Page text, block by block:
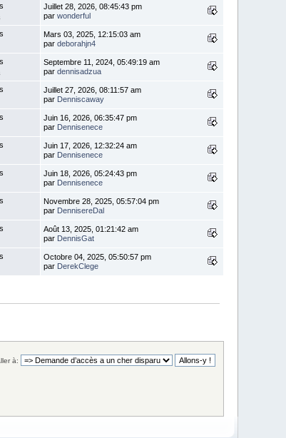
Juillet 28, 2026, 08:45:43 pm
parwonderful
Mars 03, 2025, 12:15:03 am
pardeborahjn4
Septembre 11, 2024, 05:49:19 am
pardennisadzua
Juillet 27, 2026, 08:11:57 am
par Denniscaway
Juin 16, 2026, 06:35:47 pm
par Dennisenece
Juin 17, 2026, 12:32:24 am
par Dennisenece
Juin 18, 2026, 05:24:43 pm
par Dennisenece
Novembre 28, 2025, 05:57:04 pm
par DennisereDal
Août 13, 2025, 01:21:42 am
par DennisGat
Octobre 04, 2025, 05:50:57 pm
par DerekClege
à: